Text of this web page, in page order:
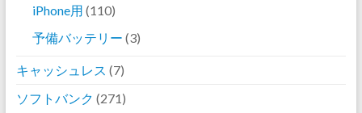
iPhone用 (110)
予備バッテリー (3)
キャッシュレス (7)
ソフトバンク (271)